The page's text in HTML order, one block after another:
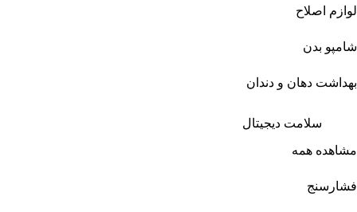
لوازم اصلاح
شامپو بدن
بهداشت دهان و دندان
سلامت دیجیتال
مشاهده همه
فشارسنج